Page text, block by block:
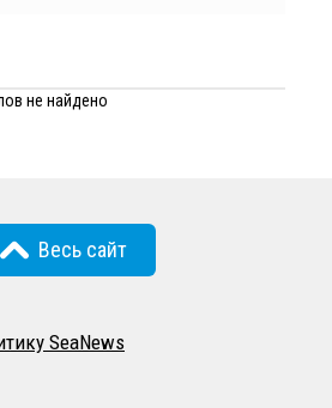
не найдено
Весь сайт
SeaNews